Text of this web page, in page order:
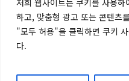
저희 웹사이트는 쿠키를 사용
하고, 맞춤형 광고 또는 콘텐츠
"모두 허용"을 클릭하면 쿠키
다.
e:기적 아카데미 ©